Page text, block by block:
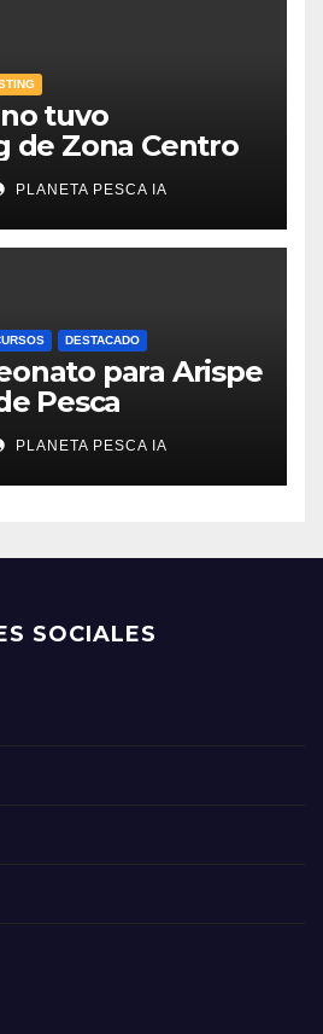
tuvo
de Zona Centro
PLANETA PESCA IA
DESTACADO
para Arispe
Pesca
PLANETA PESCA IA
SOCIALES